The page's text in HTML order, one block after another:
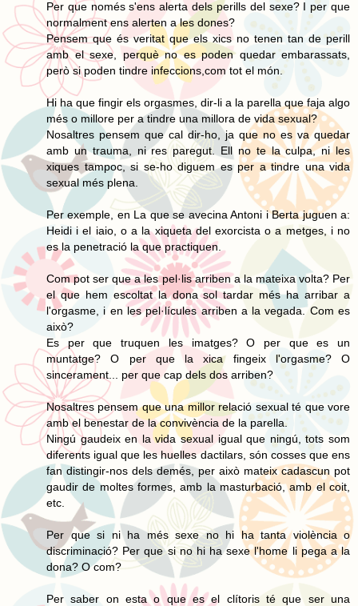
Per que només s'ens alerta dels perills del sexe? I per que
normalment ens alerten a les dones?
Pensem que és veritat que els xics no tenen tan de perill
amb el sexe, perquè no es poden quedar embarassats,
però si poden tindre infeccions,com tot el món.
Hi ha que fingir els orgasmes, dir-li a la parella que faja algo
més o millore per a tindre una millora de vida sexual?
Nosaltres pensem que cal dir-ho, ja que no es va quedar
amb un trauma, ni res paregut. Ell no te la culpa, ni les
xiques tampoc, si se-ho diguem es per a tindre una vida
sexual més plena.
Per exemple, en La que se avecina Antoni i Berta juguen a:
Heidi i el iaio, o a la xiqueta del exorcista o a metges, i no
es la penetració la que practiquen.
Com pot ser que a les pel·lis arriben a la mateixa volta? Per
el que hem escoltat la dona sol tardar més ha arribar a
l'orgasme, i en les pel·lícules arriben a la vegada. Com es
això?
Es per que truquen les imatges? O per que es un
muntatge? O per que la xica fingeix l'orgasme? O
sincerament... per que cap dels dos arriben?
Nosaltres pensem que una millor relació sexual té que vore
amb el benestar de la convivència de la parella.
Ningú gaudeix en la vida sexual igual que ningú, tots som
diferents igual que les huelles dactilars, són cosses que ens
fan distingir-nos dels demés, per això mateix cadascun pot
gaudir de moltes formes, amb la masturbació, amb el coit,
etc.
Per que si ni ha més sexe no hi ha tanta violència o
discriminació? Per que si no hi ha sexe l'home li pega a la
dona? O com?
Per saber on esta o que es el clítoris té que ser una